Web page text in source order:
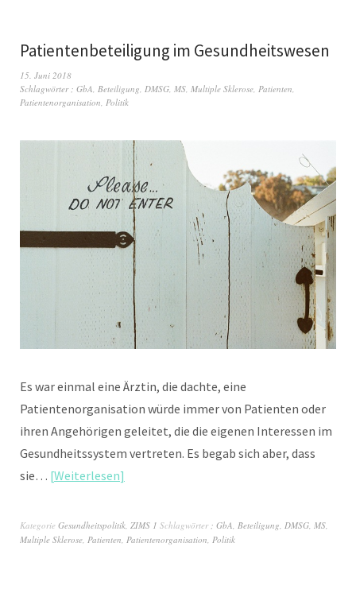
Patientenbeteiligung im Gesundheitswesen
15. Juni 2018
Schlagwörter ; GbA Beteiligung DMSG MS Multiple Sklerose Patienten
Patientenorganisation Politik
Es war einmal eine Ärztin, die dachte, eine
Patientenorganisation würde immer von Patienten oder
ihren Angehörigen geleitet, die die eigenen Interessen im
Gesundheitssystem vertreten. Es begab sich aber, dass
sie… Weiterlesen
Kategorie Gesundheitspolitik, ZIMS 1 Schlagwörter; GbA, Beteiligung, DMSG, MS,
Multiple Sklerose, Patienten, Patientenorganisation, Politik